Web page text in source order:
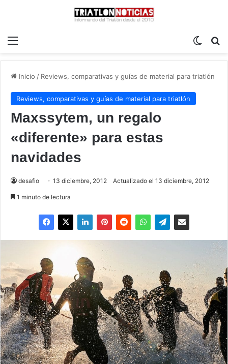
Inicio / Reviews, comparativas y guías de material para triatlón
Reviews, comparativas y guías de material para triatlón
Maxssytem, un regalo
«diferente» para estas
navidades
desafio 13 diciembre, 2012 Actualizado el 13 diciembre, 2012
1 minuto de lectura